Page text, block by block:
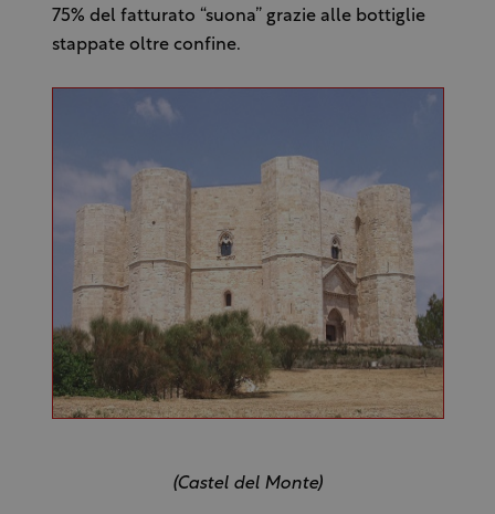
75% del fatturato “suona” grazie alle bottiglie
stappate oltre confine.
(Castel del Monte)